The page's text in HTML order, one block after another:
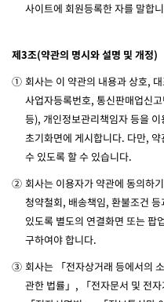
사이트에 회원등록한 자를 말합
제3조(약관의 명시와 설명 및 개정)
① 회사는 이 약관의 내용과 상호,
사업자등록번호, 통신판매업신
등), 개인정보관리책임자 등을
초기화면에 게시합니다. 다만,
수 있도록 할 수 있습니다.
② 회사는 이용자가 약관에 동의하
청약철회, 배송책임, 환불조건
있도록 별도의 연결화면 또는 팝
구하여야 합니다.
③ 회사는 「전자상거래 등에서의
관한 법률」, 「전자문서 및 전